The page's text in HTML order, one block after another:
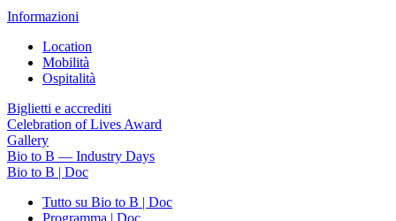
Informazioni
Location
Mobilità
Ospitalità
Biglietti e accrediti
Celebration of Lives Award
Gallery
Bio to B — Industry Days
Bio to B | Doc
Tutto su Bio to B | Doc
Programma | Doc